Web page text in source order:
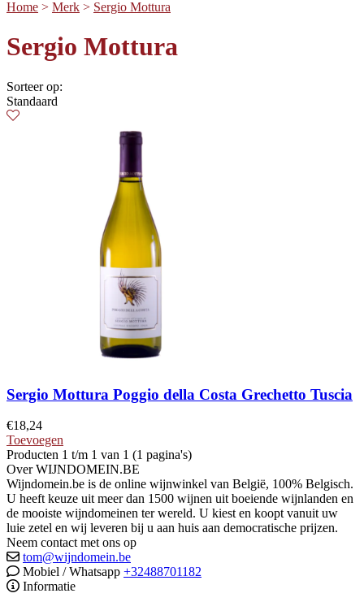
Home > Merk > Sergio Mottura
Sergio Mottura
Sorteer op:
Standaard
Sergio Mottura Poggio della Costa Grechetto Tuscia
€18,24
Toevoegen
Producten 1 t/m 1 van 1 (1 pagina's)
Over WIJNDOMEIN.BE
Wijndomein.be is de online wijnwinkel van België, 100% Belgisch.
U heeft keuze uit meer dan 1500 wijnen uit boeiende wijnlanden en
de mooiste wijndomeinen ter wereld. U kiest en koopt vanuit uw
luie zetel en wij leveren bij u aan huis aan democratische prijzen.
Neem contact met ons op
tom@wijndomein.be
Mobiel / Whatsapp +32488701182
Informatie